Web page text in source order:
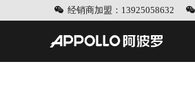
经销商加盟：13925058632